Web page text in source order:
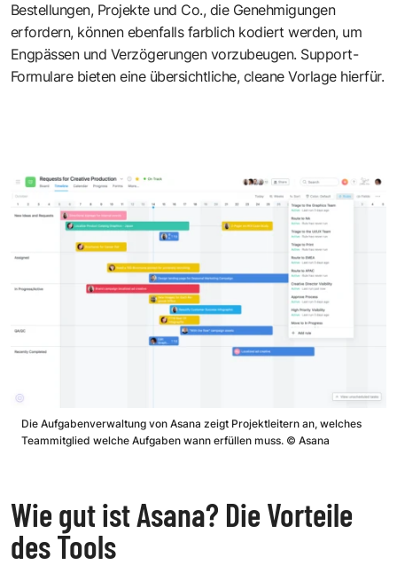
Bestellungen, Projekte und Co., die Genehmigungen
erfordern, können ebenfalls farblich kodiert werden, um
Engpässen und Verzögerungen vorzubeugen. Support-
Formulare bieten eine übersichtliche, cleane Vorlage hierfür.
Die Aufgabenverwaltung von Asana zeigt Projektleitern an, welches
Teammitglied welche Aufgaben wann erfüllen muss. © Asana
Wie gut ist Asana? Die Vorteile
des Tools